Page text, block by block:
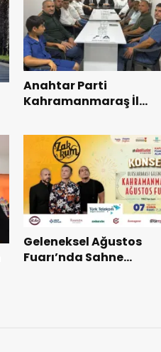
Anahtar Parti
Kahramanmaraş İl
Teşkilatı ile buluştu.
Geleneksel Ağustos
Fuarı’nda Sahne